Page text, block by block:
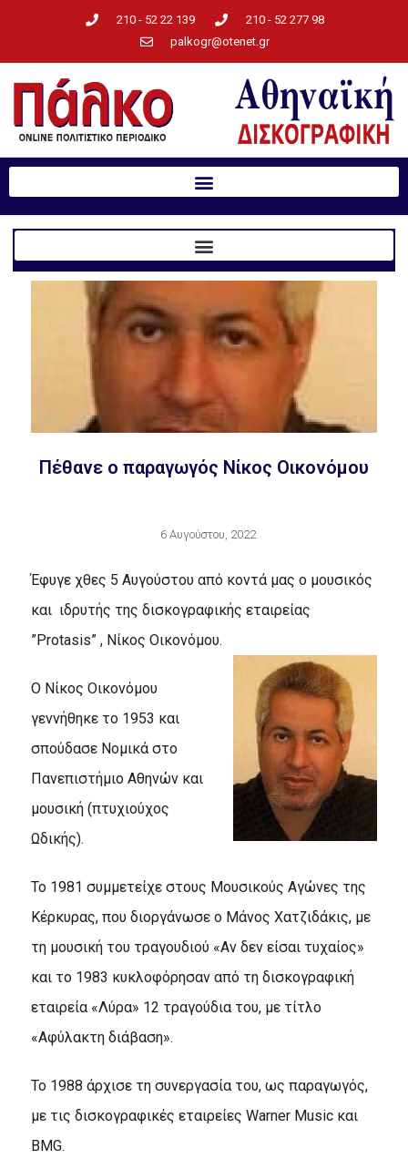
210 - 52 22 139
210 - 52 277 98
palkogr@otenet.gr
Πέθανε ο παραγωγός Νίκος Οικονόμου
6 Αυγούστου, 2022
Έφυγε χθες 5 Αυγούστου από κοντά μας ο μουσικός
και ιδρυτής της δισκογραφικής εταιρείας
”Protasis” , Νίκος Οικονόμου.
Ο Νίκος Οικονόμου
γεννήθηκε το 1953 και
σπούδασε Νομικά στο
Πανεπιστήμιο Αθηνών και
μουσική (πτυχιούχος
Ωδικής).
Το 1981 συμμετείχε στους Μουσικούς Αγώνες της
Κέρκυρας, που διοργάνωσε ο Μάνος Χατζιδάκις, με
τη μουσική του τραγουδιού «Αν δεν είσαι τυχαίος»
και το 1983 κυκλοφόρησαν από τη δισκογραφική
εταιρεία «Λύρα» 12 τραγούδια του, με τίτλο
«Αφύλακτη διάβαση».
Το 1988 άρχισε τη συνεργασία του, ως παραγωγός,
με τις δισκογραφικές εταιρείες Warner Music και
BMG.